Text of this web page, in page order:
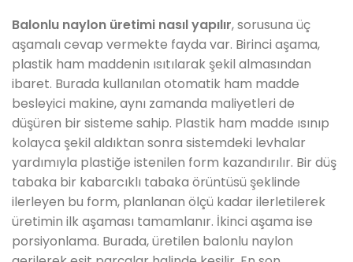
Balonlu naylon üretimi nasıl yapılır, sorusuna üç
aşamalı cevap vermekte fayda var. Birinci aşama,
plastik ham maddenin ısıtılarak şekil almasından
ibaret. Burada kullanılan otomatik ham madde
besleyici makine, aynı zamanda maliyetleri de
düşüren bir sisteme sahip. Plastik ham madde ısınıp
kolayca şekil aldıktan sonra sistemdeki levhalar
yardımıyla plastiğe istenilen form kazandırılır. Bir düş
tabaka bir kabarcıklı tabaka örüntüsü şeklinde
ilerleyen bu form, planlanan ölçü kadar ilerletilerek
üretimin ilk aşaması tamamlanır. İkinci aşama ise
porsiyonlama. Burada, üretilen balonlu naylon